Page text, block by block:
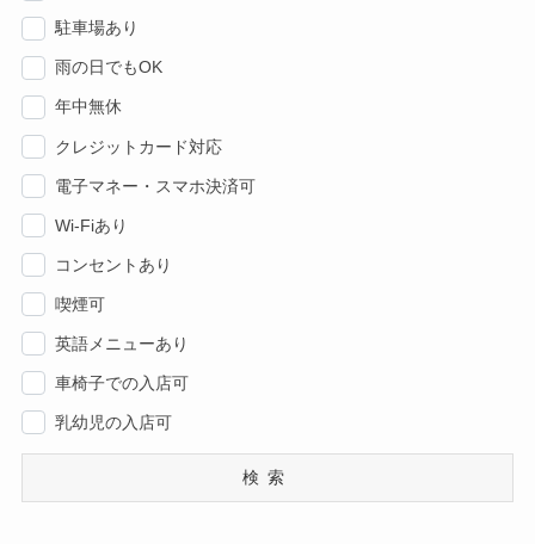
駐車場あり
雨の日でもOK
年中無休
クレジットカード対応
電子マネー・スマホ決済可
Wi-Fiあり
コンセントあり
喫煙可
英語メニューあり
車椅子での入店可
乳幼児の入店可
検索